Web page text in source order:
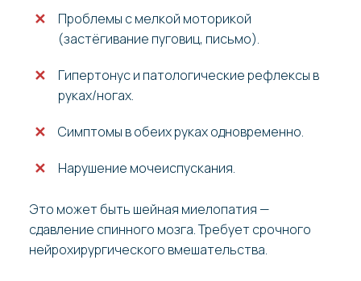
Проблемы с мелкой моторикой
(застёгивание пуговиц, письмо).
Гипертонус и патологические рефлексы в
руках/ногах.
Симптомы в обеих руках одновременно.
Нарушение мочеиспускания.
Это может быть шейная миелопатия —
сдавление спинного мозга. Требует срочного
нейрохирургического вмешательства.